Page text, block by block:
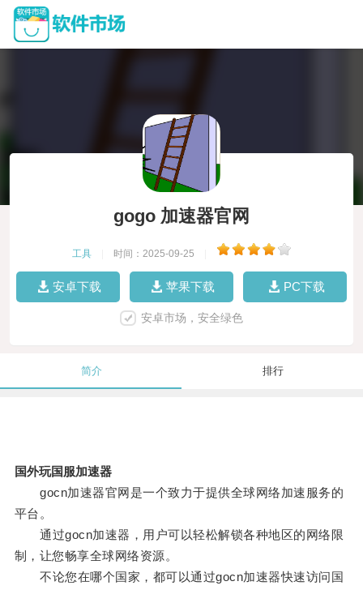
gogo 加速器官网
工具 时间：2025-09-25
安卓下载 苹果下载 PC下载
安卓市场，安全绿色
简介 排行
国外玩国服加速器
gocn加速器官网是一个致力于提供全球网络加速服务的
平台。
通过gocn加速器，用户可以轻松解锁各种地区的网络限
制，让您畅享全球网络资源。
不论您在哪个国家，都可以通过gocn加速器快速访问国